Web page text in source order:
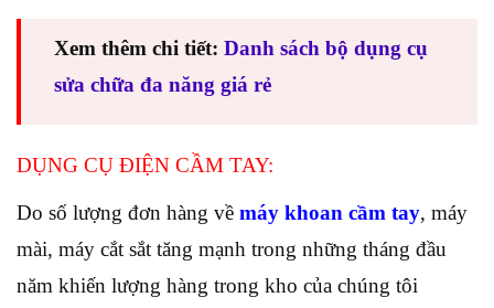
Xem thêm chi tiết: Danh sách bộ dụng cụ
sửa chữa đa năng giá rẻ
DỤNG CỤ ĐIỆN CẦM TAY:
Do số lượng đơn hàng về máy khoan cầm tay, máy
mài, máy cắt sắt tăng mạnh trong những tháng đầu
năm khiến lượng hàng trong kho của chúng tôi